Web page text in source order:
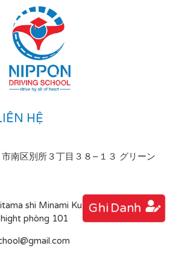
Ghi Danh
HỆ
南区別所３丁目３８−１３ グリーン
shi Minami Ku Bessho 3-38-13
phòng 101